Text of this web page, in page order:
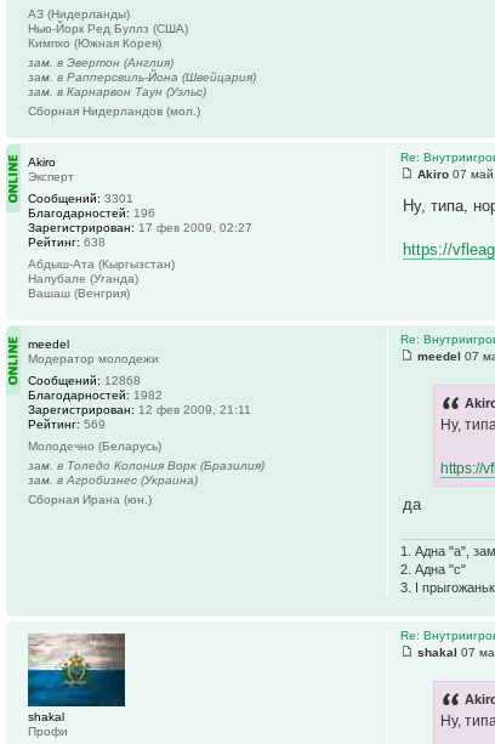
АЗ (Нидерланды)
Нью-Йорк Ред Буллз (США)
Кимпхо (Южная Корея)
зам. в Эвертон (Англия)
зам. в Рапперсвиль-Йона (Швейцария)
зам. в Карнарвон Таун (Уэльс)
Сборная Нидерландов (мол.)
Re:
Akiro 07
Ну, типа,
https://
Akiro
Эксперт
Сообщений: 3301
Благодарностей: 196
Зарегистрирован: 17 фев 2009, 02:27
Рейтинг: 638
Абдыш-Ата (Кыргызстан)
Налубале (Уганда)
Вашаш (Венгрия)
Re:
meedel 07
Ну,
https://
да
1. Адна "а",
2. Адна "с"
3. І
meedel
Модератор молодежи
Сообщений: 12868
Благодарностей: 1982
Зарегистрирован: 12 фев 2009, 21:11
Рейтинг: 569
Молодечно (Беларусь)
зам. в Толедо Колония Ворк (Бразилия)
зам. в Агробизнес (Украина)
Сборная Ирана (юн.)
Re:
shakal 07
Ну,
shakal
Профи